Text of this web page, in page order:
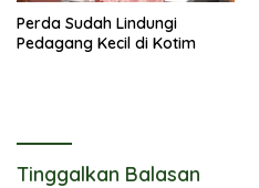
Perda Sudah Lindungi
Pedagang Kecil di Kotim
Tinggalkan Balasan